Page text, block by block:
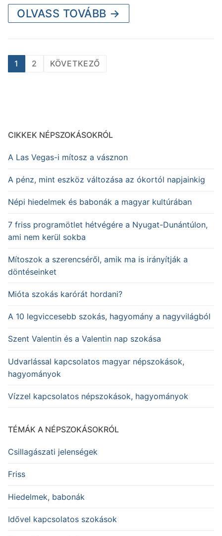
OLVASS TOVÁBB →
Bejegyzések
1 2 KÖVETKEZŐ
CIKKEK NÉPSZOKÁSOKRÓL
A Las Vegas-i mítosz a vásznon
A pénz, mint eszköz változása az ókortól napjainkig
Népi hiedelmek és babonák a magyar kultúrában
7 friss programötlet hétvégére a Nyugat-Dunántúlon,
ami nem kerül sokba
Mítoszok a szerencséről, amik ma is irányítják a
döntéseinket
Mióta szokás karórát hordani?
A 10 legviccesebb szokás, hagyomány a nagyvilágból
Szent Valentin és a Valentin nap szokása
Udvarlással kapcsolatos magyar népszokások,
hagyományok
Vízzel kapcsolatos népszokások, hagyományok
TÉMÁK A NÉPSZOKÁSOKRÓL
Csillagászati jelenségek
Friss
Hiedelmek, babonák
Idővel kapcsolatos szokások